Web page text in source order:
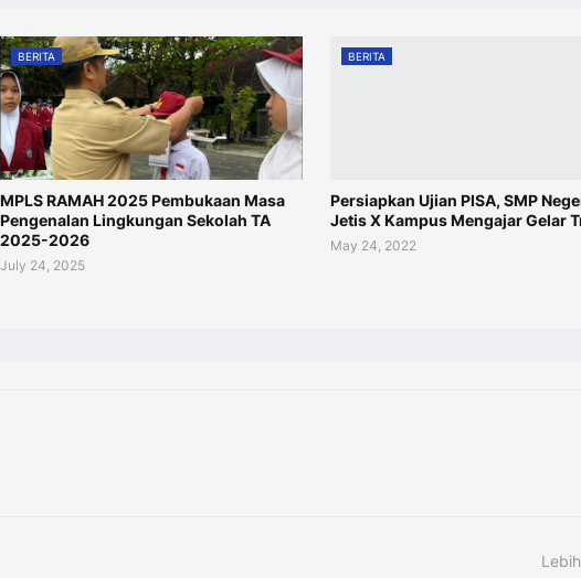
BERITA
MPLS RAMAH 2025 Pembukaan Masa
Pengenalan Lingkungan Sekolah TA
2025-2026
July 24, 2025
BERITA
Persiapkan Ujian PISA, SMP
Jetis X Kampus Mengajar Gelar
May 24, 2022